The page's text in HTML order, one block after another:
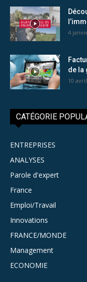
4
de la
10
CATÉGORIE
ENTREPRISES
ANALYSES
Parole d'expert
France
Emploi/Travail
Innovations
FRANCE/MONDE
Management
ECONOMIE